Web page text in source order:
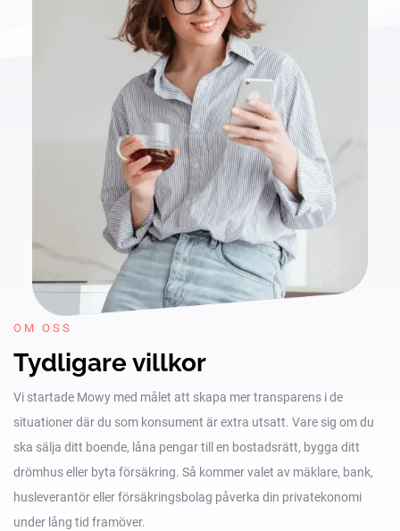
OM OSS
Tydligare villkor
Vi startade Mowy med målet att skapa mer transparens i de
situationer där du som konsument är extra utsatt. Vare sig om du
ska sälja ditt boende, låna pengar till en bostadsrätt, bygga ditt
drömhus eller byta försäkring. Så kommer valet av mäklare, bank,
husleverantör eller försäkringsbolag påverka din privatekonomi
under lång tid framöver.